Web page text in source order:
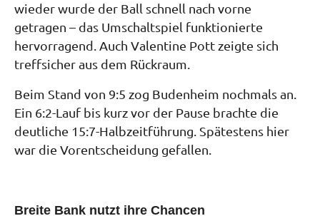
wieder wurde der Ball schnell nach vorne
getragen – das Umschaltspiel funktionierte
hervorragend. Auch Valentine Pott zeigte sich
treffsicher aus dem Rückraum.
Beim Stand von 9:5 zog Budenheim nochmals an.
Ein 6:2-Lauf bis kurz vor der Pause brachte die
deutliche 15:7-Halbzeitführung. Spätestens hier
war die Vorentscheidung gefallen.
Breite Bank nutzt ihre Chancen